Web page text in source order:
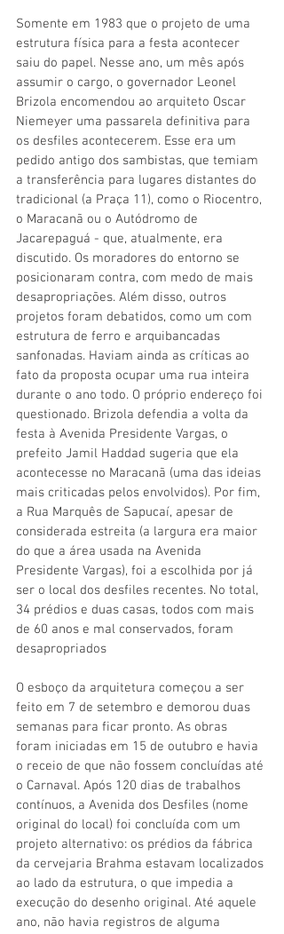
Somente em 1983 que o projeto de uma
estrutura física para a festa acontecer
saiu do papel. Nesse ano, um mês após
assumir o cargo, o governador Leonel
Brizola encomendou ao arquiteto Oscar
Niemeyer uma passarela definitiva para
os desfiles acontecerem. Esse era um
pedido antigo dos sambistas, que temiam
a transferência para lugares distantes do
tradicional (a Praça 11), como o Riocentro,
o Maracanã ou o Autódromo de
Jacarepaguá - que, atualmente, era
discutido. Os moradores do entorno se
posicionaram contra, com medo de mais
desapropriações. Além disso, outros
projetos foram debatidos, como um com
estrutura de ferro e arquibancadas
sanfonadas. Haviam ainda as críticas ao
fato da proposta ocupar uma rua inteira
durante o ano todo. O próprio endereço foi
questionado. Brizola defendia a volta da
festa à Avenida Presidente Vargas, o
prefeito Jamil Haddad sugeria que ela
acontecesse no Maracanã (uma das ideias
mais criticadas pelos envolvidos). Por fim,
a Rua Marquês de Sapucaí, apesar de
considerada estreita (a largura era maior
do que a área usada na Avenida
Presidente Vargas), foi a escolhida por já
ser o local dos desfiles recentes. No total,
34 prédios e duas casas, todos com mais
de 60 anos e mal conservados, foram
desapropriados
O esboço da arquitetura começou a ser
feito em 7 de setembro e demorou duas
semanas para ficar pronto. As obras
foram iniciadas em 15 de outubro e havia
o receio de que não fossem concluídas até
o Carnaval. Após 120 dias de trabalhos
contínuos, a Avenida dos Desfiles (nome
original do local) foi concluída com um
projeto alternativo: os prédios da fábrica
da cervejaria Brahma estavam localizados
ao lado da estrutura, o que impedia a
execução do desenho original. Até aquele
ano, não havia registros de alguma